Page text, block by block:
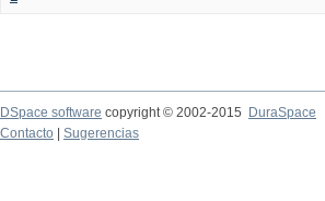
DSpace software copyright © 2002-2015
DuraSpace
Contacto
Sugerencias